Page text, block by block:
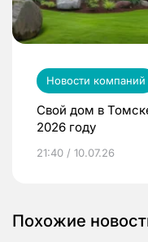
Новости компаний
Свой дом в
2026 году
21:40 / 10.07.26
Похожие